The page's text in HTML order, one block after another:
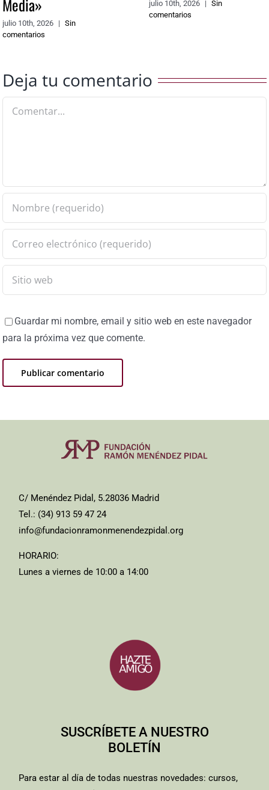
Media»
julio 10th, 2026 |
Sin
comentarios
julio 10th, 2026 | Sin
comentarios
Deja tu comentario
Guardar mi nombre, email y sitio web en este navegador
para la próxima vez que comente.
C/ Menéndez Pidal, 5.28036 Madrid
Tel.: (34) 913 59 47 24
info@fundacionramonmenendezpidal.org
HORARIO:
Lunes a viernes de 10:00 a 14:00
SUSCRÍBETE A NUESTRO
BOLETÍN
Para estar al día de todas nuestras novedades: cursos,